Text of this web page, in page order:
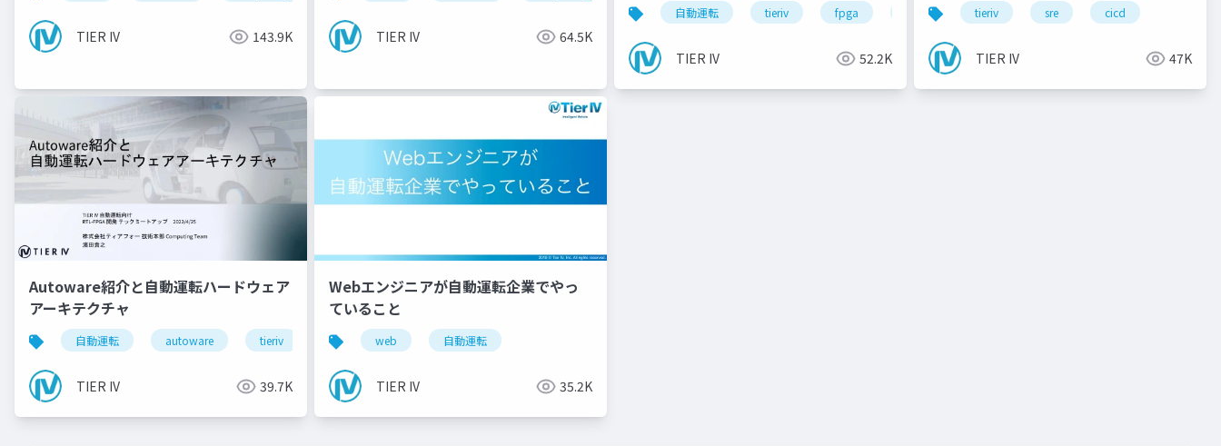
TIER IV 143.9K TIER IV 64.5K
自動運転 tieriv fpga autoware riscv llvm
TIER IV 52.2K
tieriv sre cicd
TIER IV 47K
Autoware紹介と自動運転ハードウェア
アーキテクチャ
自動運転 autoware tieriv fpga
TIER IV 39.7K
Webエンジニアが自動運転企業でやっ
ていること
web 自動運転
TIER IV 35.2K